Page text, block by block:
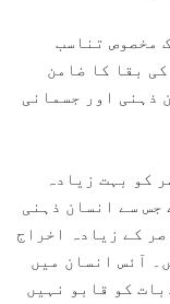
مخصوص تناسب
بقا کا ضامن
ذہنی اور جسمانی
کو بہت زیادہ
جس سے انسان ذہنی
کے زیادہ اخراج
آئس انسان میں
کو قابو نہیں